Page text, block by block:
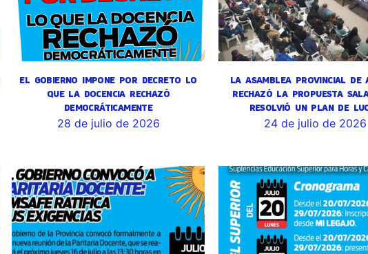
EL GOBIERNO IMPONE POR DECRETO LO
QUE LA DOCENCIA RECHAZÓ
DEMOCRÁTICAMENTE
28 de julio de 2026
LA ASAMBLEA PROVINCIAL DE
RECHAZÓ LA PROPUESTA
RESOLVIÓ UN PLAN DE
24 de julio de 2026